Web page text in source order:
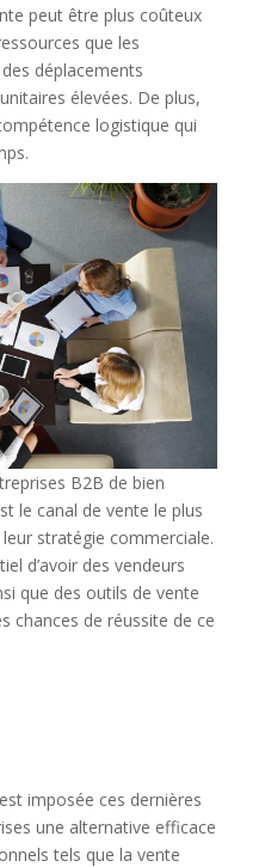
peut être plus coûteux
que les
déplacements
élevées. De plus,
logistique qui
B2B de bien
le canal de vente le plus
stratégie commerciale.
d’avoir des vendeurs
que des outils de vente
chances de réussite de ce
imposée ces dernières
une alternative efficace
tels que la vente